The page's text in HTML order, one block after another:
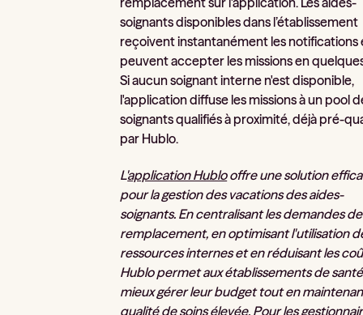
soignants disponibles dans l’établissement
reçoivent instantanément les notifications
peuvent accepter les missions en
Si aucun soignant interne n'est disponible,
l'application diffuse les missions à un pool
soignants qualifiés à proximité, déjà pré-
par Hublo.
L'application Hublooffre une solution
pour la gestion des vacations des aides-
soignants. En centralisant les demandes de
remplacement, en optimisant l'utilisation
ressources internes et en réduisant les
Hublo permet aux établissements de
mieux gérer leur budget tout en
qualité de soins élevée. Pour les